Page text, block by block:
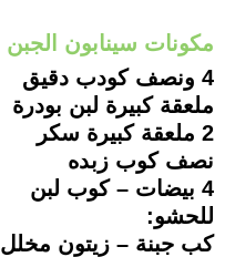
مكونات سينابون الجبن
4 ونصف كودب دقيق
ملعقة كبيرة لبن بودرة
2 ملعقة كبيرة سكر
نصف كوب زبده
4 بيضات – كوب لبن
للحشو:
كب جبنة – زيتون مخلل